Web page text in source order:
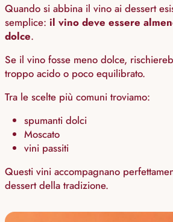
Quando si abbina il vino ai dessert
semplice: il vino deve essere
dolce.
Se il vino fosse meno dolce,
troppo acido o poco equilibrato.
Tra le scelte più comuni troviamo:
spumanti dolci
Moscato
vini passiti
Questi vini accompagnano
dessert della tradizione.